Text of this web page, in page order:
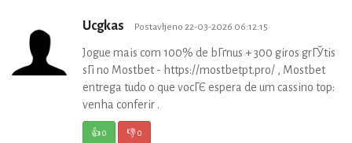
Ucgkas Postavljeno 22-03-2026 06:12:15
Jogue mais com 100% de bГґnus + 300 giros grГЎtis
sГі no Mostbet - https://mostbetpt.pro/ , Mostbet
entrega tudo o que vocГЄ espera de um cassino top:
venha conferir .
👍0 👎0